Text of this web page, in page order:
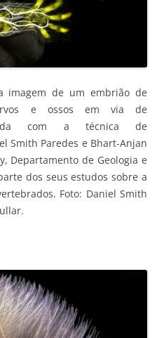
imagem de um embrião de
e ossos em via de
com a técnica de
Smith Paredes e Bhart-Anjan
Departamento de Geologia e
dos seus estudos sobre a
Foto: Daniel Smith